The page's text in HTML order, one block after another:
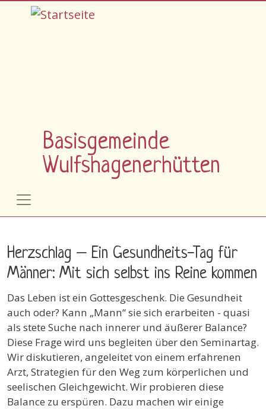
Direkt zum Inhalt
Basisgemeinde
Wulfshagenerhütten
Herzschlag – Ein Gesundheits-Tag für
Männer: Mit sich selbst ins Reine kommen
Das Leben ist ein Gottesgeschenk. Die Gesundheit
auch oder? Kann „Mann“ sie sich erarbeiten - quasi
als stete Suche nach innerer und äußerer Balance?
Diese Frage wird uns begleiten über den Seminartag.
Wir diskutieren, angeleitet von einem erfahrenen
Arzt, Strategien für den Weg zum körperlichen und
seelischen Gleichgewicht. Wir probieren diese
Balance zu erspüren. Dazu machen wir einige